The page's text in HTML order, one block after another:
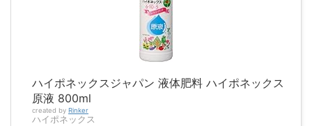
ハイポネックスジャパン 液体肥料 ハイポネックス
原液 800ml
created by Rinker
ハイポネックス